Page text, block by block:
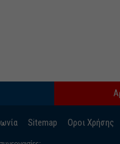
Sitemap Οροι Χρήσης